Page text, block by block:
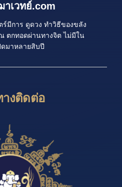
เวทย์.com
ร์มีการ ดูดวง ทำวิธีของขลัง
ตกทอดผ่านทางจิต ไม่มีใน
ดมาหลายสิบปี
างติดต่อ